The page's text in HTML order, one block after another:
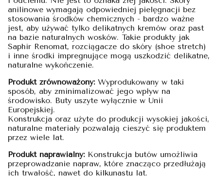
anilinowe wymagają odpowiedniej pielęgnacji bez
stosowania środków chemicznych - bardzo ważne
jest, aby używać tylko delikatnych kremów oraz past
na bazie naturalnych wosków. Takie produkty jak
Saphir Renomat, rozciągacze do skóry (shoe stretch)
i inne środki impregnujące mogą uszkodzić delikatne,
naturalne wykończenie.
Produkt zrównoważony:Wyprodukowany w taki
sposób, aby zminimalizować jego wpływ na
środowisko. Buty uszyte wyłącznie w Unii
Europejskiej.
Konstrukcja oraz użyte do produkcji wysokiej jakości,
naturalne materiały pozwalają cieszyć się produktem
przez wiele lat.
Produkt naprawialny:Konstrukcja butów umożliwia
przeprowadzanie napraw, które znacząco przedłużają
ich trwałość, nawet do kilkunastu lat.